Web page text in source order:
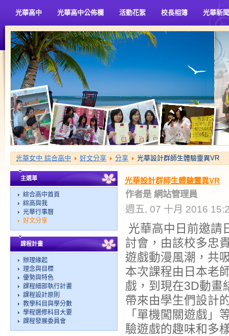
光華高中 光華高中公佈欄 活動花絮 校長相簿 光華新
光華女中 綜合高中 好文分享 分享 光華設計群師生體驗靈異VR
主選單
綜合高中首頁
綜高與我
光華行事曆
好文分享
課程計畫
辦理緣起
理念與目標
優勢與特色
課程細部執行計畫
課程設計原則
教學科目與學分數
學程選修科目大要
課程發展委員會
光華設計群師生體驗靈異VR
作者是 網站管理員
週五, 07 十月 2016
光華高中日前邀請
討會，由該校多忠
遊戲動漫風潮，共
本次課程由日本老
戲，到現在3D動畫
帶來由學生們設計
「單機闖關遊戲」
驗遊戲的趣味和多